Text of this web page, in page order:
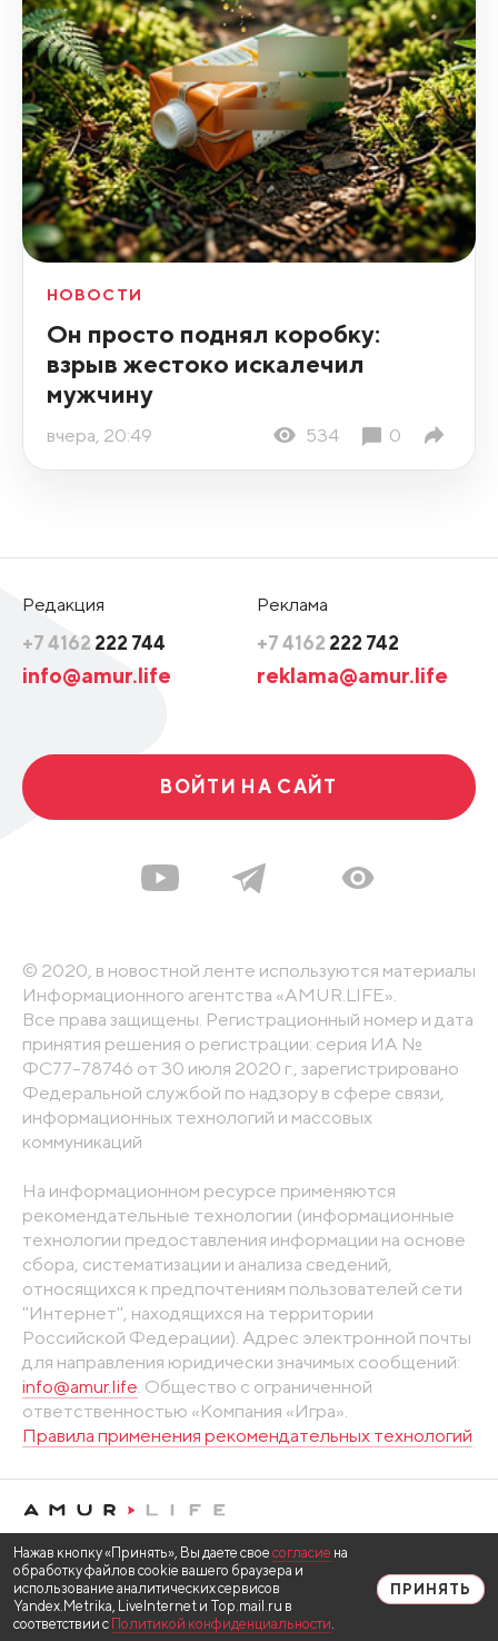
НОВОСТИ
Он просто поднял коробку:
взрыв жестоко искалечил
мужчину
вчера, 20:49 534 0
Редакция
+7 4162 222 744
info@amur.life
Реклама
+7 4162 222 742
reklama@amur.life
ВОЙТИ НА САЙТ
© 2020, в новостной ленте используются материалы
Информационного агентства «AMUR.LIFE».
Все права защищены. Регистрационный номер и дата
принятия решения о регистрации: серия ИА №
ФС77-78746 от 30 июля 2020 г., зарегистрировано
Федеральной службой по надзору в сфере связи,
информационных технологий и массовых
коммуникаций
На информационном ресурсе применяются
рекомендательные технологии (информационные
технологии предоставления информации на основе
сбора, систематизации и анализа сведений,
относящихся к предпочтениям пользователей сети
"Интернет", находящихся на территории
Российской Федерации). Адрес электронной почты
для направления юридически значимых сообщений:
info@amur.life. Общество с ограниченной
ответственностью «Компания «Игра».
Правила применения рекомендательных технологий
Нажав кнопку «Принять», Вы даете свое согласие на
обработку файлов cookie вашего браузера и
использование аналитических сервисов
Yandex.Metrika, LiveInternet и Top.mail.ru в
соответствии с Политикой конфиденциальности.
ПРИНЯТЬ